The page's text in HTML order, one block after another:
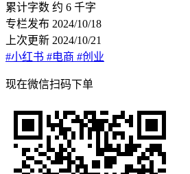
累计字数 约 6 千字
专栏发布 2024/10/18
上次更新 2024/10/21
#小红书 #电商 #创业
现在微信扫码下单